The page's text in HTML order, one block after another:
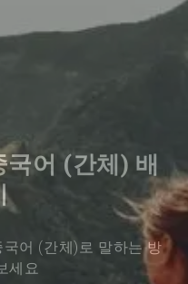
어 (간체) 배
어 (간체)로 말하는 방
세요